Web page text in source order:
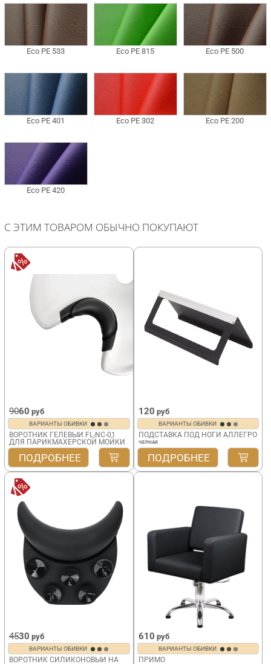
С ЭТИМ ТОВАРОМ ОБЫЧНО ПОКУПАЮТ
9060 руб
ВАРИАНТЫ ОБИВКИ
ВОРОТНИК ГЕЛЕВЫЙ FL-NC-01
ДЛЯ ПАРИКМАХЕРСКОЙ МОЙКИ
ПОДРОБНЕЕ
120 руб
ВАРИАНТЫ ОБИВКИ
ПОДСТАВКА ПОД НОГИ АЛЛЕГРО
ЧЕРНАЯ
ПОДРОБНЕЕ
4530 руб
ВАРИАНТЫ ОБИВКИ
ВОРОТНИК СИЛИКОНОВЫЙ НА
610 руб
ВАРИАНТЫ ОБИВКИ
ПРИМО